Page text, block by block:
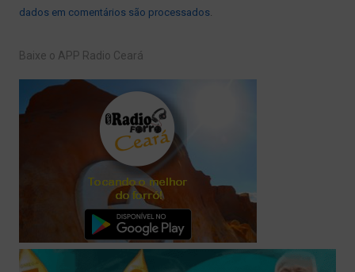
dados em comentários são processados
Baixe o APP Radio Ceará